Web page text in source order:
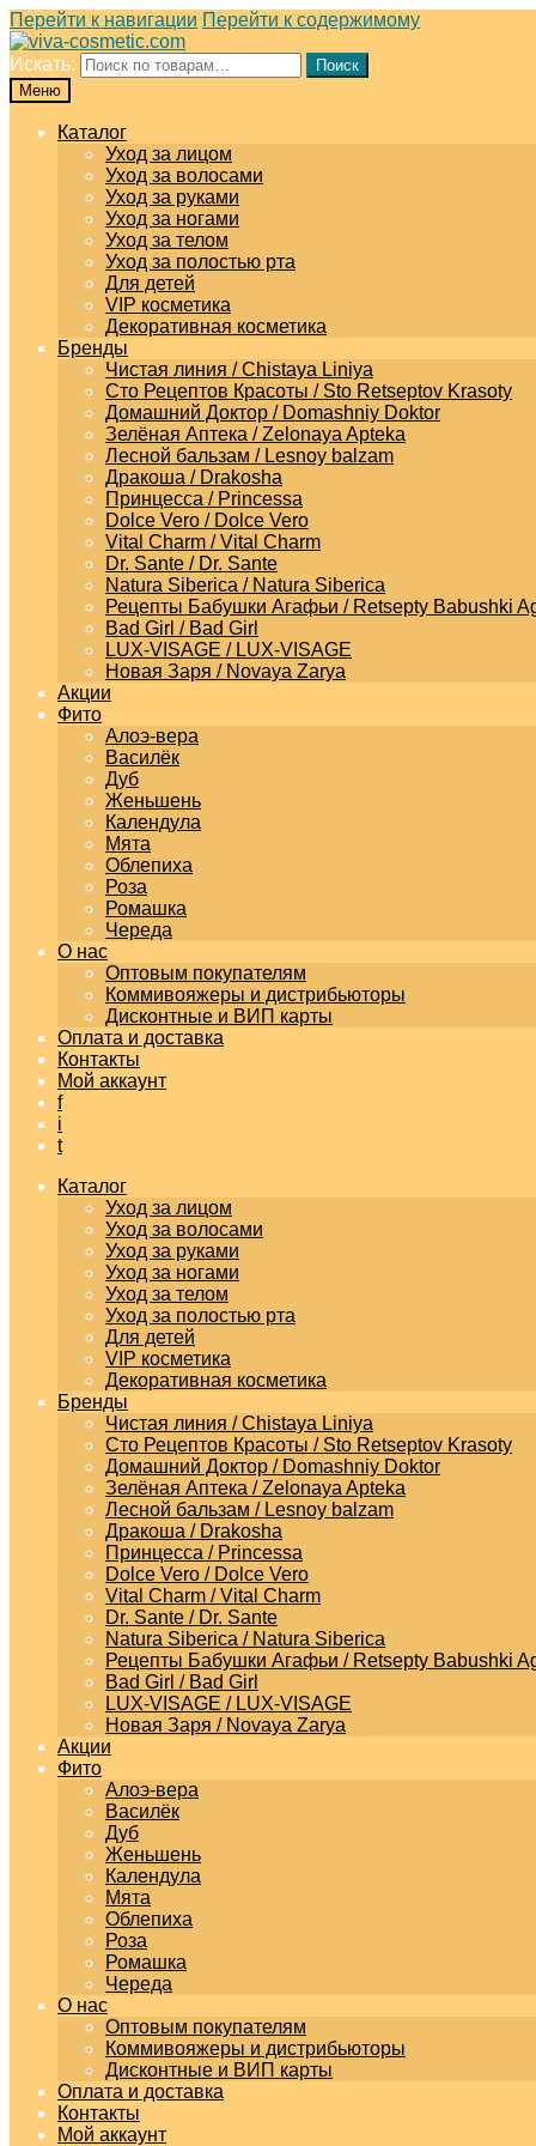
Перейти к навигации Перейти к содержимому
Искать:
Поиск
Меню
Каталог
Уход за лицом
Уход за волосами
Уход за руками
Уход за ногами
Уход за телом
Уход за полостью рта
Для детей
VIP косметика
Декоративная косметика
Бренды
Чистая линия / Chistaya Liniya
Сто Рецептов Красоты / Sto Retseptov Krasoty
Домашний Доктор / Domashniy Doktor
Зелёная Аптека / Zelonaya Apteka
Лесной бальзам / Lesnoy balzam
Дракоша / Drakosha
Принцесса / Princessa
Dolce Vero / Dolce Vero
Vital Charm / Vital Charm
Dr. Sante / Dr. Sante
Natura Siberica / Natura Siberica
Рецепты Бабушки Агафьи / Retsepty Babushki
Bad Girl / Bad Girl
LUX-VISAGE / LUX-VISAGE
Новая Заря / Novaya Zarya
Акции
Фито
Алоэ-вера
Василёк
Дуб
Женьшень
Календула
Мята
Облепиха
Роза
Ромашка
Череда
О нас
Оптовым покупателям
Коммивояжеры и дистрибьюторы
Дисконтные и ВИП карты
Оплата и доставка
Контакты
Мой аккаунт
f
i
t
Каталог
Уход за лицом
Уход за волосами
Уход за руками
Уход за ногами
Уход за телом
Уход за полостью рта
Для детей
VIP косметика
Декоративная косметика
Бренды
Чистая линия / Chistaya Liniya
Сто Рецептов Красоты / Sto Retseptov Krasoty
Домашний Доктор / Domashniy Doktor
Зелёная Аптека / Zelonaya Apteka
Лесной бальзам / Lesnoy balzam
Дракоша / Drakosha
Принцесса / Princessa
Dolce Vero / Dolce Vero
Vital Charm / Vital Charm
Dr. Sante / Dr. Sante
Natura Siberica / Natura Siberica
Рецепты Бабушки Агафьи / Retsepty Babushki
Bad Girl / Bad Girl
LUX-VISAGE / LUX-VISAGE
Новая Заря / Novaya Zarya
Акции
Фито
Алоэ-вера
Василёк
Дуб
Женьшень
Календула
Мята
Облепиха
Роза
Ромашка
Череда
О нас
Оптовым покупателям
Коммивояжеры и дистрибьюторы
Дисконтные и ВИП карты
Оплата и доставка
Контакты
Мой аккаунт